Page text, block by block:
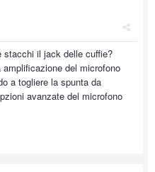
stacchi il jack delle cuffie?
del microfono
a togliere la spunta da
avanzate del microfono